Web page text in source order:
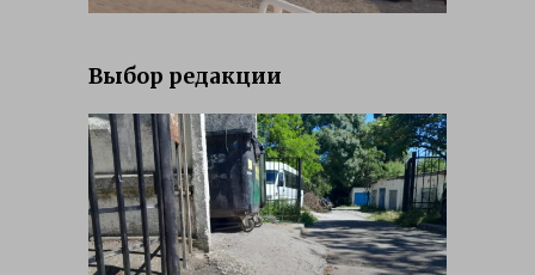
Выбор редакции